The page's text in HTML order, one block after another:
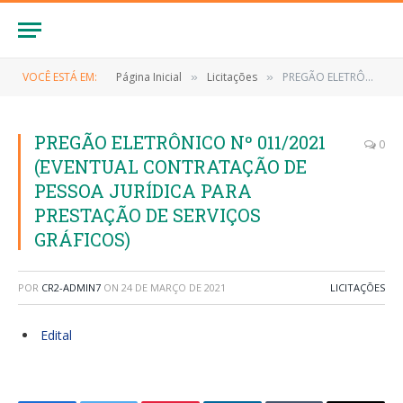
VOCÊ ESTÁ EM: Página Inicial » Licitações » PREGÃO ELETRÔNICO Nº 011/2021 (EVENTUAL CONTRATAÇÃO DE PESSOA JURÍDICA PARA PRESTAÇÃO DE SERVIÇOS GRÁFICOS)
PREGÃO ELETRÔNICO Nº 011/2021
(EVENTUAL CONTRATAÇÃO DE
PESSOA JURÍDICA PARA
PRESTAÇÃO DE SERVIÇOS
GRÁFICOS)
0
POR CR2-ADMIN7 ON 24 DE MARÇO DE 2021 LICITAÇÕES
Edital